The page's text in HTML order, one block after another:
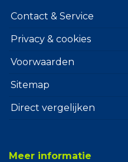
Contact & Service
Privacy & cookies
Voorwaarden
Sitemap
Direct vergelijken
Meer informatie